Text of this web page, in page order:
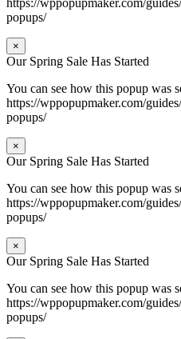
https://wppopupmaker.com/
popups/
×
Our Spring Sale Has Started
You can see how this popup was
https://wppopupmaker.com/
popups/
×
Our Spring Sale Has Started
You can see how this popup was
https://wppopupmaker.com/
popups/
×
Our Spring Sale Has Started
You can see how this popup was
https://wppopupmaker.com/
popups/